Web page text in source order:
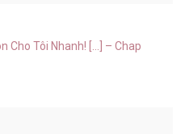
Cho Tôi Nhanh! [...] – Chap